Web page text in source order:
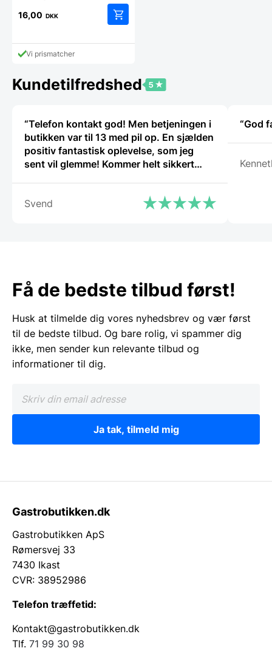
16,00 DKK
Vi prismatcher
Kundetilfredshed
“Telefon kontakt god! Men betjeningen i
butikken var til 13 med pil op. En sjælden
positiv fantastisk oplevelse, som jeg
sent vil glemme! Kommer helt sikkert
Svend
“God
Få de bedste tilbud først!
Husk at tilmelde dig vores nyhedsbrev og vær først
til de bedste tilbud. Og bare rolig, vi spammer dig
ikke, men sender kun relevante tilbud og
informationer til dig.
Ja tak, tilmeld mig
Gastrobutikken.dk
Gastrobutikken ApS
Rømersvej 33
7430 Ikast
CVR: 38952986
Telefon træffetid:
Kontakt@gastrobutikken.dk
Tlf. 71 99 30 98